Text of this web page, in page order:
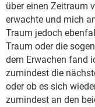
über einen Zeitraum
erwachte und mich
Traum jedoch
Traum oder die
dem Erwachen fand
zumindest die
oder ob es sich
zumindest an den